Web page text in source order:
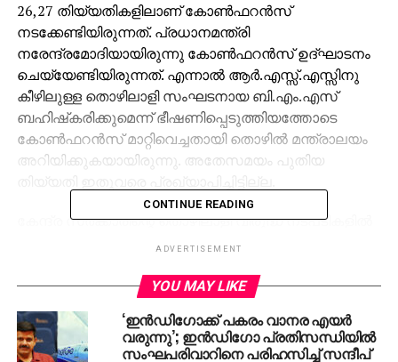
26,27 തിയ്യതികളിലാണ് കോണ്‍ഫറന്‍സ്
നടക്കേണ്ടിയിരുന്നത്. പ്രധാനമന്ത്രി
നരേന്ദ്രമോദിയായിരുന്നു കോണ്‍ഫറന്‍സ് ഉദ്ഘാടനം
ചെയ്യേണ്ടിയിരുന്നത്. എന്നാല്‍ ആര്‍.എസ്സ്.എസ്സിനു
കീഴിലുള്ള തൊഴിലാളി സംഘടനായ ബി.എം.എസ്
ബഹിഷ്‌കരിക്കുമെന്ന് ഭീഷണിപ്പെടുത്തിയത്തോടെ
കോണ്‍ഫറന്‍സ് മാറ്റിവെച്ചതായി തൊഴില്‍ മന്ത്രാലയം
അറിയിക്കുകയായിരുന്നു. അതേസമയം പുതിയ
കേന്ദ്ര സര്‍ക്കാരിന്റെ തൊഴിലാളി വിരുദ്ധ നടപടികളില്‍
പ്രതിഷേധിച്ച് കോണ്‍ഫറന്‍സ് ബഹിഷ്‌കരിക്കാന്‍
എക്‌സിക്യൂട്ടീവ് യോഗം തീരുമാനക്കുകയായിരുന്നു.
അവഗണിച്ച ബജറ്റായിരുന്നു പുതുതായി അരുണ്‍
ജെയ്റ്റിലി അവതരിപ്പിച്ച ബജറ്റെന്നും യോഗം
CONTINUE READING
ADVERTISEMENT
YOU MAY LIKE
‘ഇന്‍ഡിഗോക്ക് പകരം വാനര എയര്‍
വരുന്നു’; ഇന്‍ഡിഗോ പ്രതിസന്ധിയില്‍
സംഘപരിവാറിനെ പരിഹസിച്ച് സന്ദീപ്